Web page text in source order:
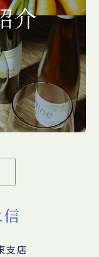
介
支店